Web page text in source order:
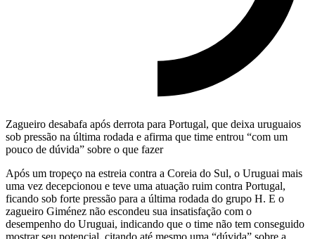
Zagueiro desabafa após derrota para Portugal, que deixa uruguaios
sob pressão na última rodada e afirma que time entrou “com um
pouco de dúvida” sobre o que fazer
Após um tropeço na estreia contra a Coreia do Sul, o Uruguai mais
uma vez decepcionou e teve uma atuação ruim contra Portugal,
ficando sob forte pressão para a última rodada do grupo H. E o
zagueiro Giménez não escondeu sua insatisfação com o
desempenho do Uruguai, indicando que o time não tem conseguido